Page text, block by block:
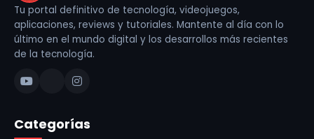
Tu portal definitivo de tecnología, videojuegos,
aplicaciones, reviews y tutoriales. Mantente al día con lo
último en el mundo digital y los desarrollos más recientes
de la tecnología.
Categorías